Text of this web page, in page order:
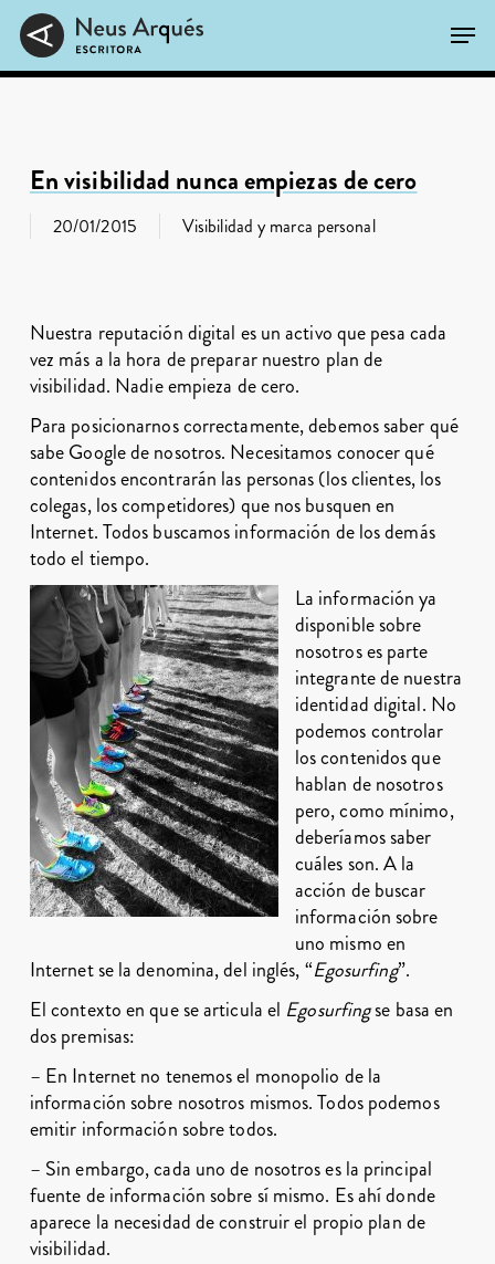
Skip
main
En visibilidad nunca empiezas de cero
20/01/2015 Visibilidad y marca personal
Nuestra reputación digital es un activo que pesa cada
vez más a la hora de preparar nuestro plan de
visibilidad. Nadie empieza de cero.
Para posicionarnos correctamente, debemos saber qué
sabe Google de nosotros. Necesitamos conocer qué
contenidos encontrarán las personas (los clientes, los
colegas, los competidores) que nos busquen en
Internet. Todos buscamos información de los demás
todo el tiempo.
La información ya
disponible sobre
nosotros es parte
integrante de nuestra
identidad digital. No
podemos controlar
los contenidos que
hablan de nosotros
pero, como mínimo,
deberíamos saber
cuáles son. A la
acción de buscar
información sobre
uno mismo en
Internet se la denomina, del inglés, “Egosurfing”.
El contexto en que se articula el Egosurfingse basa en
dos premisas:
– En Internet no tenemos el monopolio de la
información sobre nosotros mismos. Todos podemos
emitir información sobre todos.
– Sin embargo, cada uno de nosotros es la principal
fuente de información sobre sí mismo. Es ahí donde
aparece la necesidad de construir el propio plan de
visibilidad.
Close